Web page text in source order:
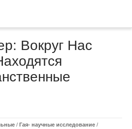
Вокруг Нас
/ Гая- научные исследование /